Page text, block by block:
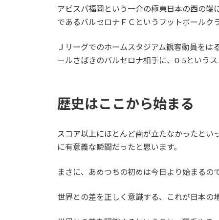
アビスパ福岡という一介の極東日本の西の端
であるバルセロナＦＣというフットボール
Ｊリーグでのホームスタジアム観客動員を
ールさばきのバルセロナ相手に、0-5という
歴史はここから始まる
スコア以上にほとんど歯が立たなかったと
に有意義な瞬間だったと思います。
まさに、あめつちの初めは今日より始まるの
世界との差を正しく意識する、これが日本の